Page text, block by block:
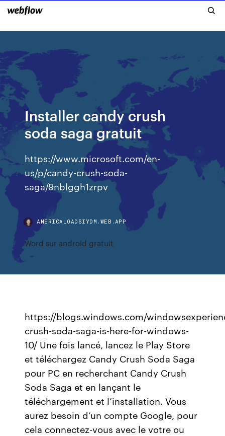
Installer candy crush
soda saga gratuit
https://www.microsoft.com/en-
us/p/candy-crush-soda-
saga/9nblggh1zrpv
AMERICALOADSIYDM.WEB.APP
Word sur android gratuit
https://blogs.windows.com/
crush-soda-saga-is-here-for-windows-
10/ Une fois lancé, lancez le Play Store
et téléchargez Candy Crush Soda Saga
pour PC en recherchant Candy Crush
Soda Saga et en lançant le
téléchargement et l’installation. Vous
aurez besoin d’un compte Google, pour
cela connectez-vous avec le votre ou